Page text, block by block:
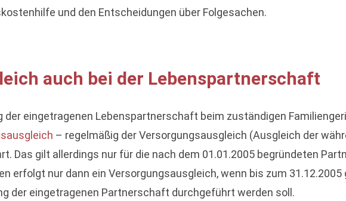
und den Entscheidungen über Folgesachen.
auch bei der Lebenspartnerschaft
der eingetragenen Lebenspartnerschaft beim zuständigen
– regelmäßig der Versorgungsausgleich (Ausgleich der
Das gilt allerdings nur für die nach dem 01.01.2005 begründeten
erfolgt nur dann ein Versorgungsausgleich, wenn bis zum
der eingetragenen Partnerschaft durchgeführt werden soll.